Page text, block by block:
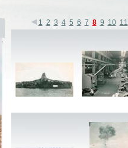
1 2 3 4 5 6 7 8 9 10 11